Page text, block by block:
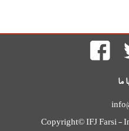
ما
Copyright© IFJ Farsi -